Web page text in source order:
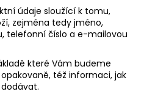
údaje sloužící k tomu,
zejména tedy jméno,
telefonní číslo a e-mailovou
které Vám budeme
též informaci, jak